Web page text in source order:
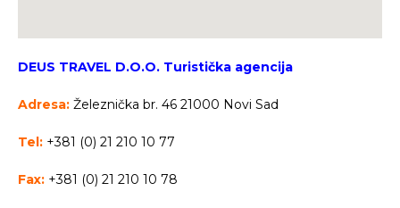
DEUS TRAVEL D.O.O. Turistička agencija
Adresa: Železnička br. 46 21000 Novi Sad
Tel: +381 (0) 21 210 10 77
Fax: +381 (0) 21 210 10 78